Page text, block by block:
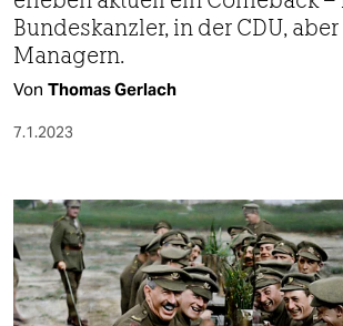
Bundeskanzler, in der CDU,
Managern.
Von Thomas Gerlach
7.1.2023